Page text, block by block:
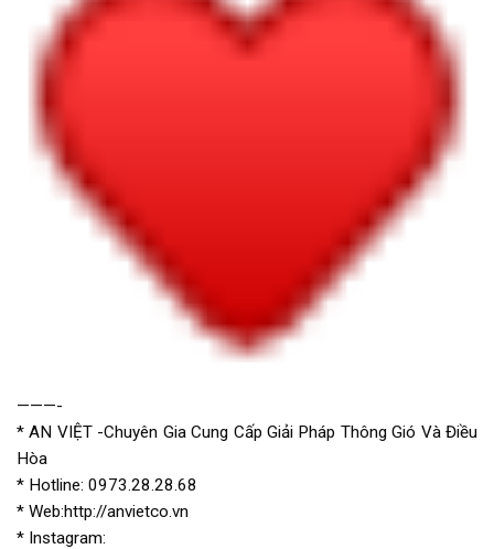
———-
* AN VIỆT -Chuyên Gia Cung Cấp Giải Pháp Thông Gió Và Điều
Hòa
* Hotline: 0973.28.28.68
* Web:http://anvietco.vn
* Instagram: